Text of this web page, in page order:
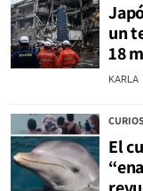
un
18
KARLA
El